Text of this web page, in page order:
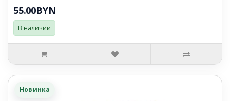
55.00BYN
В наличии
Новинка